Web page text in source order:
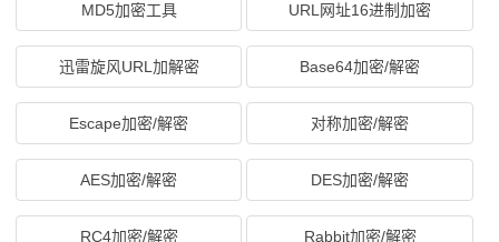
MD5加密工具 URL网址16进制加密
迅雷旋风URL加解密 Base64加密/解密
Escape加密/解密 对称加密/解密
AES加密/解密 DES加密/解密
RC4加密/解密 Rabbit加密/解密